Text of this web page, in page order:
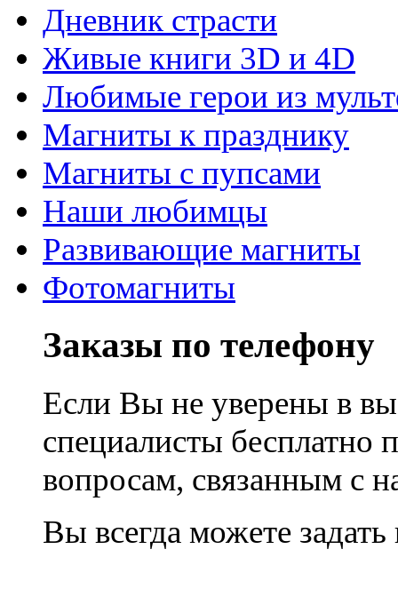
Дневник страсти
Живые книги 3D и 4D
Любимые герои из
Магниты к празднику
Магниты с пупсами
Наши любимцы
Развивающие магниты
Фотомагниты
Заказы по телефону
Если Вы не уверены в
специалисты
вопросам, связанным с
Вы всегда можете